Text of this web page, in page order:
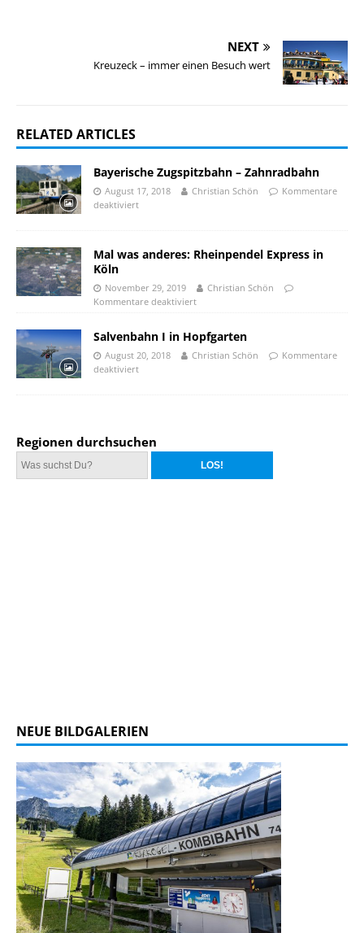
NEXT
Kreuzeck – immer einen Besuch wert
RELATED ARTICLES
Bayerische Zugspitzbahn – Zahnradbahn
August 17, 2018 Christian Schön
Kommentare
deaktiviert
Mal was anderes: Rheinpendel Express in
Köln
November 29, 2019
Christian Schön
Kommentare deaktiviert
Salvenbahn I in Hopfgarten
August 20, 2018 Christian Schön
Kommentare
deaktiviert
Regionen durchsuchen
NEUE BILDGALERIEN